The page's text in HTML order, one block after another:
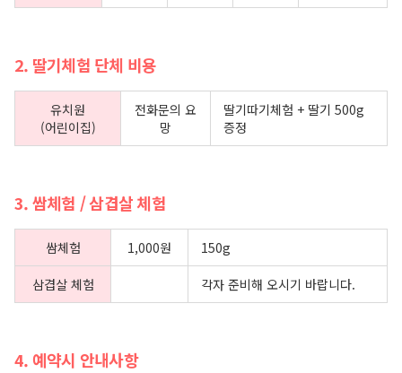
2. 딸기체험 단체 비용
유치원
(어린이집)
전화문의 요
망
딸기따기체험 + 딸기 500g
증정
3. 쌈체험 / 삼겹살 체험
쌈체험 1,000원 150g
삼겹살 체험 각자 준비해 오시기 바랍니다.
4. 예약시 안내사항